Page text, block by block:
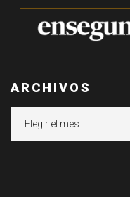
ARCHIVOS